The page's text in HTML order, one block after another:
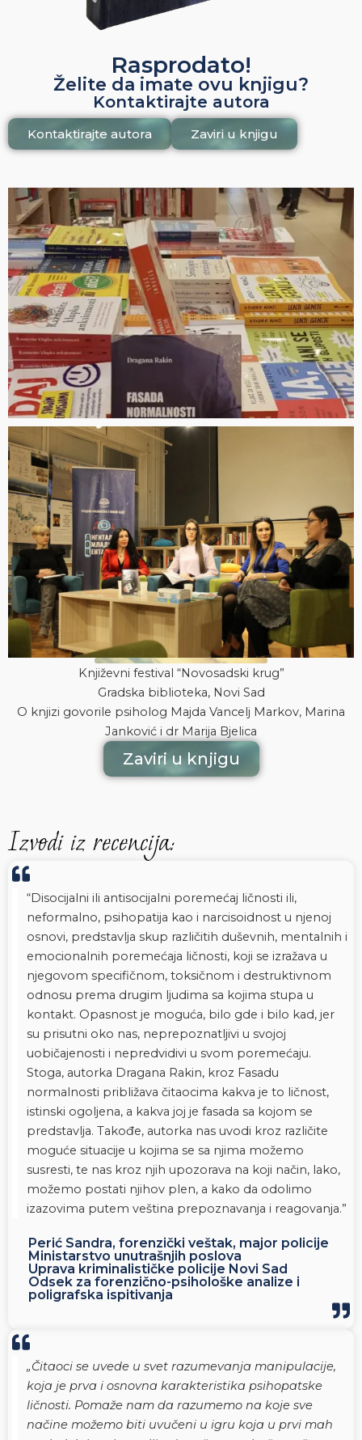
Rasprodato!
Želite da imate ovu knjigu?
Kontaktirajte autora
Kontaktirajte autora Zaviri u knjigu
Književni festival “Novosadski krug”
Gradska biblioteka, Novi Sad
O knjizi govorile psiholog Majda Vancelj Markov, Marina
Janković i dr Marija Bjelica
Zaviri u knjigu
Izvodi iz recencija:
“Disocijalni ili antisocijalni poremećaj ličnosti ili,
neformalno, psihopatija kao i narcisoidnost u njenoj
osnovi, predstavlja skup različitih duševnih, mentalnih i
emocionalnih poremećaja ličnosti, koji se izražava u
njegovom specifičnom, toksičnom i destruktivnom
odnosu prema drugim ljudima sa kojima stupa u
kontakt. Opasnost je moguća, bilo gde i bilo kad, jer
su prisutni oko nas, neprepoznatljivi u svojoj
uobičajenosti i nepredvidivi u svom poremećaju.
Stoga, autorka Dragana Rakin, kroz Fasadu
normalnosti približava čitaocima kakva je to ličnost,
istinski ogoljena, a kakva joj je fasada sa kojom se
predstavlja. Takođe, autorka nas uvodi kroz različite
moguće situacije u kojima se sa njima možemo
susresti, te nas kroz njih upozorava na koji način, lako,
možemo postati njihov plen, a kako da odolimo
izazovima putem veština prepoznavanja i reagovanja.”
Perić Sandra, forenzički veštak, major policije
Ministarstvo unutrašnjih poslova
Uprava kriminalističke policije Novi Sad
Odsek za forenzično-psihološke analize i
poligrafska ispitivanja
„Čitaoci se uvede u svet razumevanja manipulacije,
koja je prva i osnovna karakteristika psihopatske
ličnosti. Pomaže nam da razumemo na koje sve
načine možemo biti uvučeni u igru koja u prvi mah